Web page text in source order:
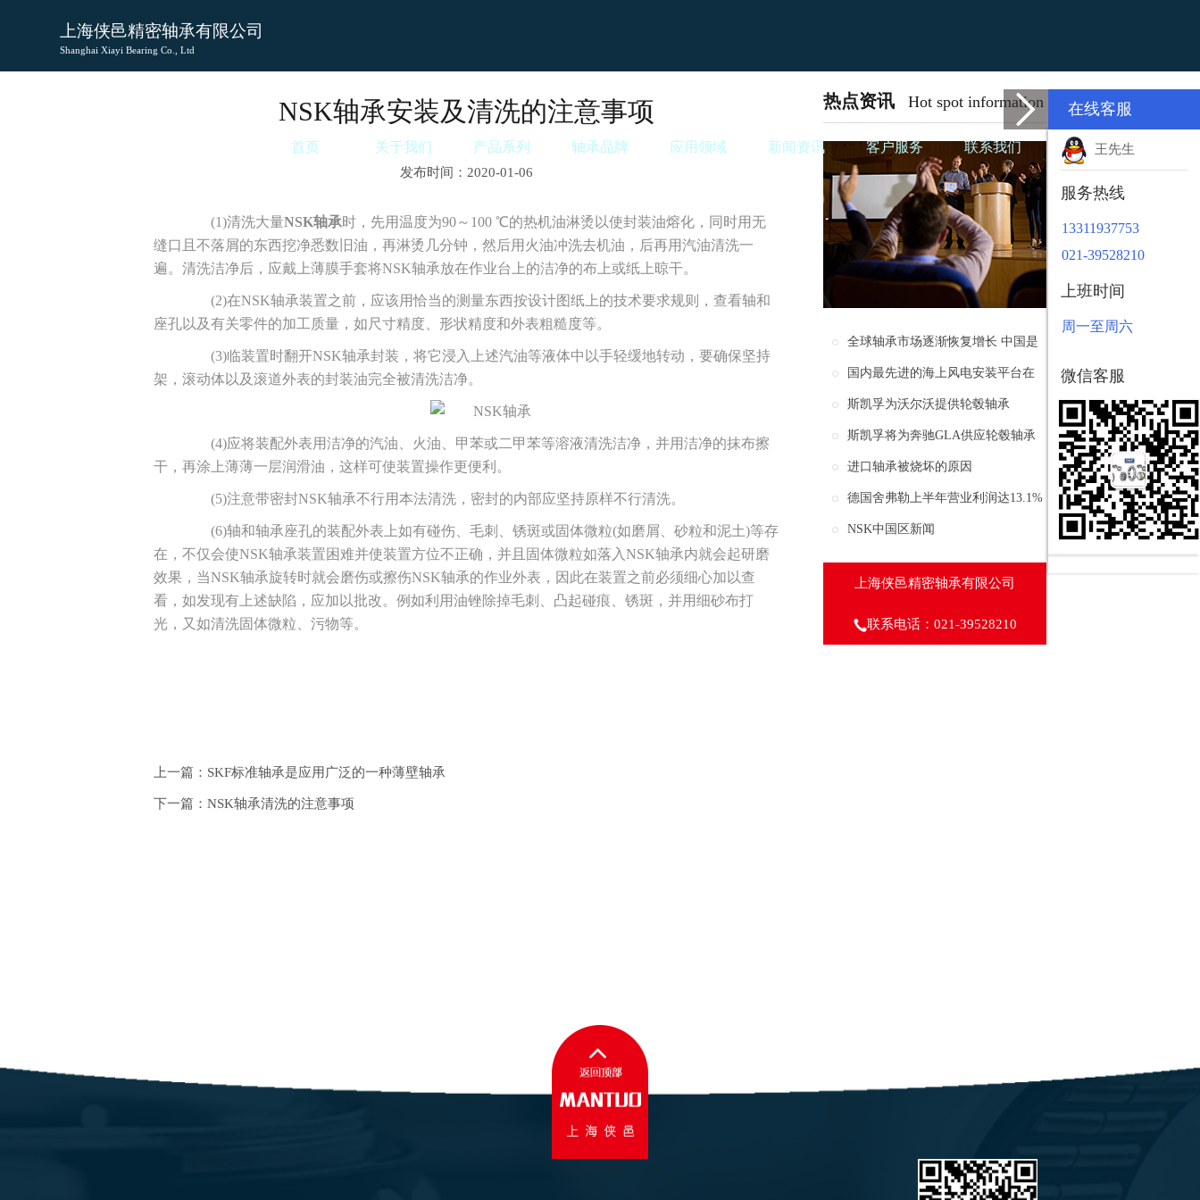
上海侠邑精密轴承有限公司
Shanghai Xiayi Bearing Co., Ltd
首页 关于我们 产品系列 轴承品牌 应用领域 新闻资讯 客户服务 联系我们
NSK轴承安装及清洗的注意事项
发布时间：2020-01-06
(1)清洗大量NSK轴承时，先用温度为90～100 ℃的热机油淋烫以使封装油熔化，同时用无
缝口且不落屑的东西挖净悉数旧油，再淋烫几分钟，然后用火油冲洗去机油，后再用汽油清洗一
遍。清洗洁净后，应戴上薄膜手套将NSK轴承放在作业台上的洁净的布上或纸上晾干。
(2)在NSK轴承装置之前，应该用恰当的测量东西按设计图纸上的技术要求规则，查看轴和
座孔以及有关零件的加工质量，如尺寸精度、形状精度和外表粗糙度等。
(3)临装置时翻开NSK轴承封装，将它浸入上述汽油等液体中以手轻缓地转动，要确保坚持
架，滚动体以及滚道外表的封装油完全被清洗洁净。
(4)应将装配外表用洁净的汽油、火油、甲苯或二甲苯等溶液清洗洁净，并用洁净的抹布擦
干，再涂上薄薄一层润滑油，这样可使装置操作更便利。
(5)注意带密封NSK轴承不行用本法清洗，密封的内部应坚持原样不行清洗。
(6)轴和轴承座孔的装配外表上如有碰伤、毛刺、锈斑或固体微粒(如磨屑、砂粒和泥土)等存
在，不仅会使NSK轴承装置困难并使装置方位不正确，并且固体微粒如落入NSK轴承内就会起研磨
效果，当NSK轴承旋转时就会磨伤或擦伤NSK轴承的作业外表，因此在装置之前必须细心加以查
看，如发现有上述缺陷，应加以批改。例如利用油锉除掉毛刺、凸起碰痕、锈斑，并用细砂布打
光，又如清洗固体微粒、污物等。
上一篇：SKF标准轴承是应用广泛的一种薄壁轴承
下一篇：NSK轴承清洗的注意事项
热点资讯 Hot spot information
全球轴承市场逐渐恢复增长 中国是
未来轴承制造行业的主要市场
国内最先进的海上风电安装平台在
上海亮相
斯凯孚为沃尔沃提供轮毂轴承
斯凯孚将为奔驰GLA供应轮毂轴承
进口轴承被烧坏的原因
德国舍弗勒上半年营业利润达13.1%
保持强劲增长
NSK中国区新闻
上海侠邑精密轴承有限公司
联系电话：021-39528210
在线客服
王先生
服务热线
13311937753
021-39528210
上班时间
周一至周六
微信客服